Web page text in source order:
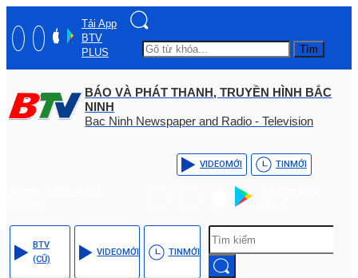
Tải App
BTV
PLUS
Tìm
BÁO VÀ PHÁT THANH, TRUYỀN HÌNH BẮC
NINH
Bac Ninh Newspaper and Radio - Television
VIDEOMỚI TINMỚI
BTV
(CŨ)
VIDEOMỚI TINMỚI